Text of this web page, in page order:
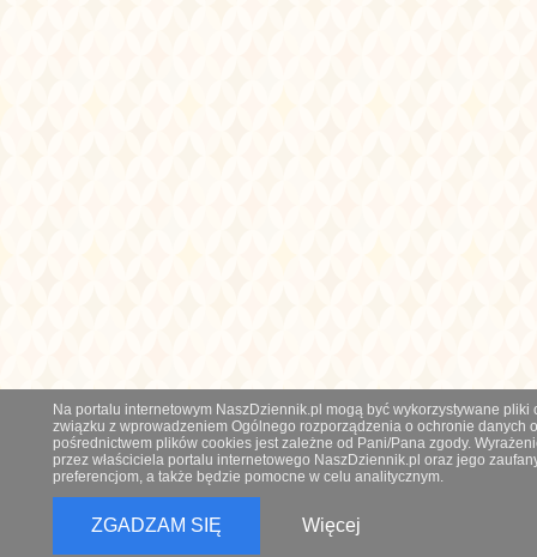
Na portalu internetowym NaszDziennik.pl mogą być wykorzystywane
związku z wprowadzeniem Ogólnego rozporządzenia o ochronie danych
pośrednictwem plików cookies jest zależne od Pani/Pana zgody.
przez właściciela portalu internetowego NaszDziennik.pl oraz jego
preferencjom, a także będzie pomocne w celu analitycznym.
ZGADZAM SIĘ Więcej